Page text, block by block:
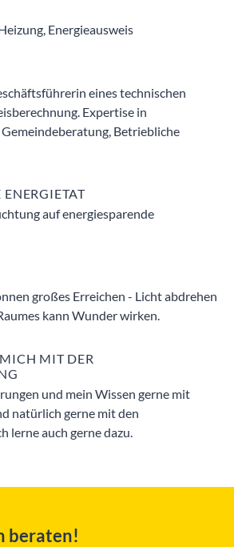
Energieausweis
eines technischen
Expertise in
Betriebliche
auf energiesparende
großes Erreichen - Licht abdrehen
kann Wunder wirken.
MIT DER
und mein Wissen gerne mit
natürlich gerne mit den
lerne auch gerne dazu.
beraten!